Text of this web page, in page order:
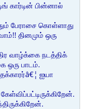
கார்டின் பின்னால்
பேராசை கொள்ளாது
தினமும் ஒரு
வாழ்க்கை நடத்திக்
ஒரு பாடம்.
ஐயா